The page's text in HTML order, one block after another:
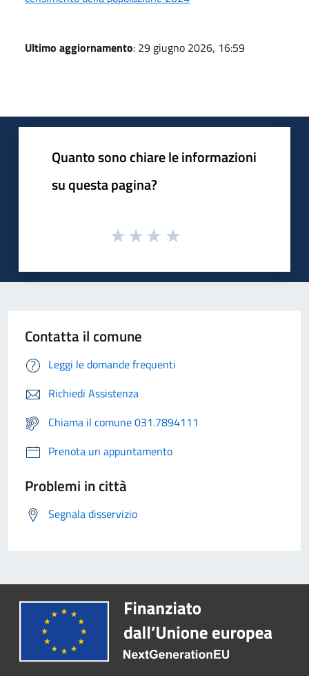
Ultimo aggiornamento: 29 giugno 2026, 16:59
Quanto sono chiare le informazioni
su questa pagina?
Contatta il comune
Leggi le domande frequenti
Richiedi Assistenza
Chiama il comune 031.7894111
Prenota un appuntamento
Problemi in città
Segnala disservizio